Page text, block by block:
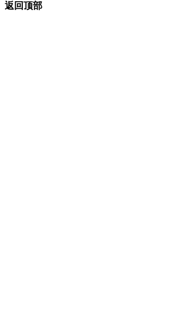
返回顶部